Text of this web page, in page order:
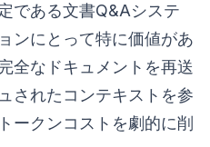
である文書Q&Aシステ
ンにとって特に価値があ
全なドキュメントを再送
されたコンテキストを参
ークンコストを劇的に削